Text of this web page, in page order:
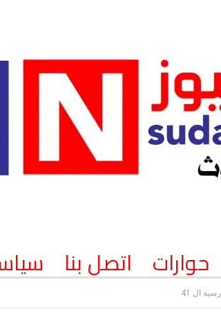
حوارات اتصل بنا
ال 41